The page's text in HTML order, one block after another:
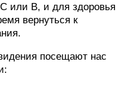
или B, и для здоровья
вернуться к
посещают нас